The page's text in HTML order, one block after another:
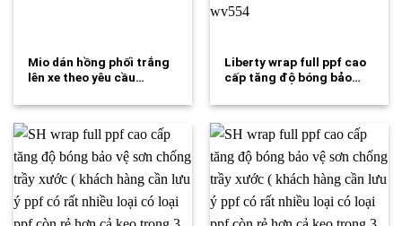
Mio dán hồng phối trắng
lên xe theo yêu cầu…
Liberty wrap full ppf cao
cấp tăng độ bóng bảo…